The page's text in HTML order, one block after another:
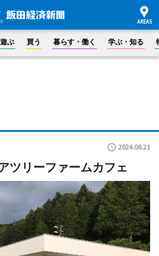
ぶ 買う 暮らす・働く 学ぶ・知る
2024.08.21
ツリーファームカフェ